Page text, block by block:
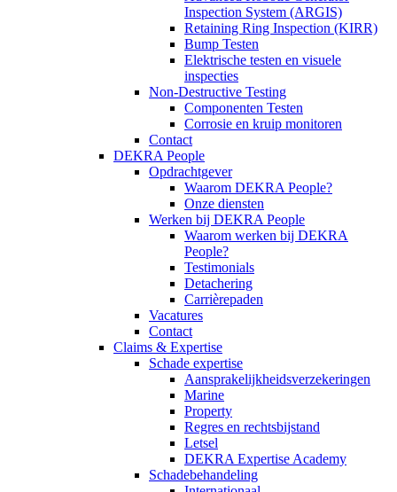
Inspection System (ARGIS)
Retaining Ring Inspection (KIRR)
Bump Testen
Elektrische testen en visuele
inspecties
Non-Destructive Testing
Componenten Testen
Corrosie en kruip monitoren
Contact
DEKRA People
Opdrachtgever
Waarom DEKRA People?
Onze diensten
Werken bij DEKRA People
Waarom werken bij DEKRA
People?
Testimonials
Detachering
Carrièrepaden
Vacatures
Contact
Claims & Expertise
Schade expertise
Aansprakelijkheidsverzekeringen
Marine
Property
Regres en rechtsbijstand
Letsel
DEKRA Expertise Academy
Schadebehandeling